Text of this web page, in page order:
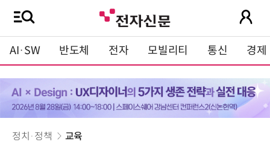
AI·SW 반도체 전자 모빌리티 통신 경제
정치·정책 교육